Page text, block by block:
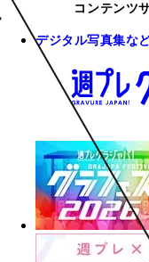
コンテンツ
デジタル写真集な